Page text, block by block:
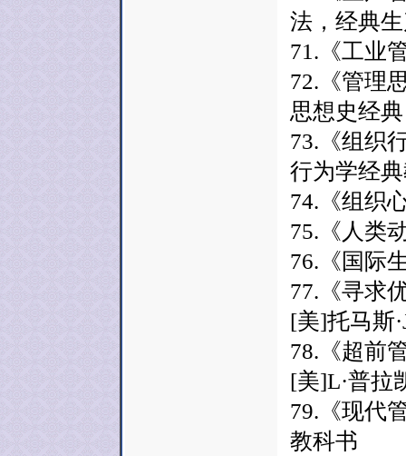
法，经典
71.《工业
72.《管理
思想史经典
73.《组织
行为学经
74.《组织
75.《人类
76.《国际
77.《寻求
[美]托马斯
78.《超前
[美]L·普拉
79.《现代
教科书